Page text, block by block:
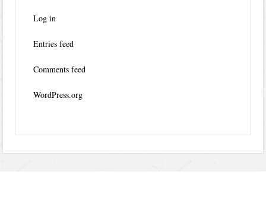
Log in
Entries feed
Comments feed
WordPress.org